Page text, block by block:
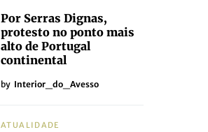
Por Serras Dignas,
protesto no ponto mais
alto de Portugal
continental
by Interior_do_Avesso
ATUALIDADE